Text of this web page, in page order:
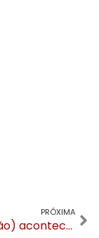
PRÓXIMA
O que (não) acontece com a Páscoa em Canela 2022?